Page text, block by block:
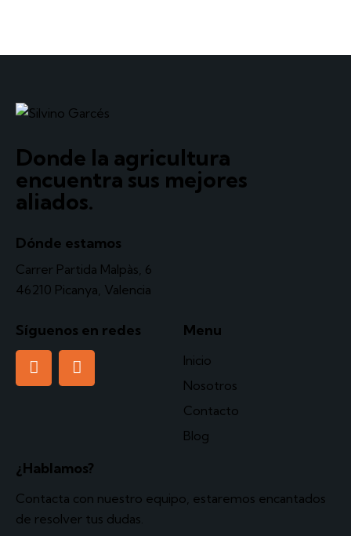
Donde la agricultura
encuentra sus mejores
aliados.
Dónde estamos
Carrer Partida Malpàs, 6
46210 Picanya, Valencia
Síguenos en redes Menu
Inicio
Nosotros
Contacto
Blog
¿Hablamos?
Contacta con nuestro equipo, estaremos encantados
de resolver tus dudas.